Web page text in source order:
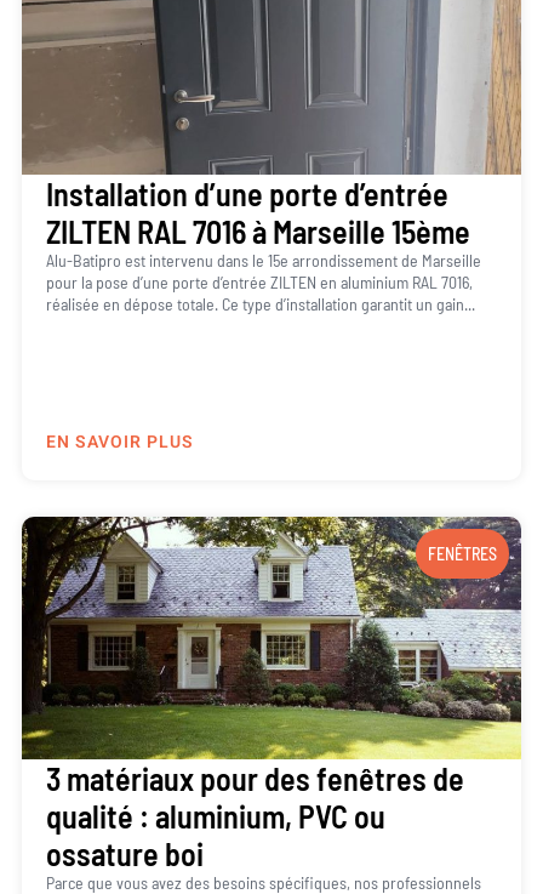
Installation d’une porte d’entrée
ZILTEN RAL 7016 à Marseille 15ème
Alu-Batipro est intervenu dans le 15e arrondissement de Marseille
pour la pose d’une porte d’entrée ZILTEN en aluminium RAL 7016,
réalisée en dépose totale. Ce type d’installation garantit un gain...
EN SAVOIR PLUS
FENÊTRES
3 matériaux pour des fenêtres de
qualité : aluminium, PVC ou
ossature boi
Parce que vous avez des besoins spécifiques, nos professionnels